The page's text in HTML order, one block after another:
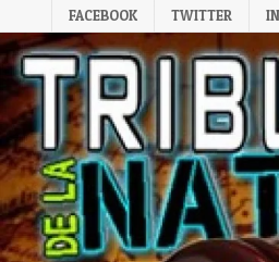
to
content
FACEBOOK TWITTER